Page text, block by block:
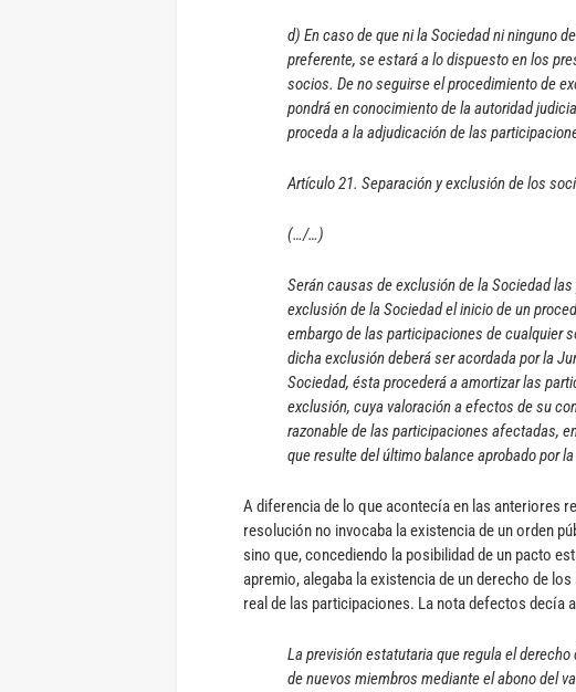
d) En caso de que ni la Sociedad ni ninguno
preferente, se estará a lo dispuesto en los
socios. De no seguirse el procedimiento de
pondrá en conocimiento de la autoridad
proceda a la adjudicación de las
Artículo 21. Separación y exclusión de los
(…/…)
Serán causas de exclusión de la Sociedad
exclusión de la Sociedad el inicio de un
embargo de las participaciones de cualquier
dicha exclusión deberá ser acordada por la
Sociedad, ésta procederá a amortizar las
exclusión, cuya valoración a efectos de su
razonable de las participaciones afectadas,
que resulte del último balance aprobado por
A diferencia de lo que acontecía en las anteriores
resolución no invocaba la existencia de un orden
sino que, concediendo la posibilidad de un pacto
apremio, alegaba la existencia de un derecho de
real de las participaciones. La nota defectos decía
La previsión estatutaria que regula el
de nuevos miembros mediante el abono del